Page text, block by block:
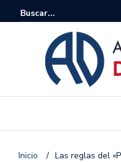
Inicio / Las reglas del